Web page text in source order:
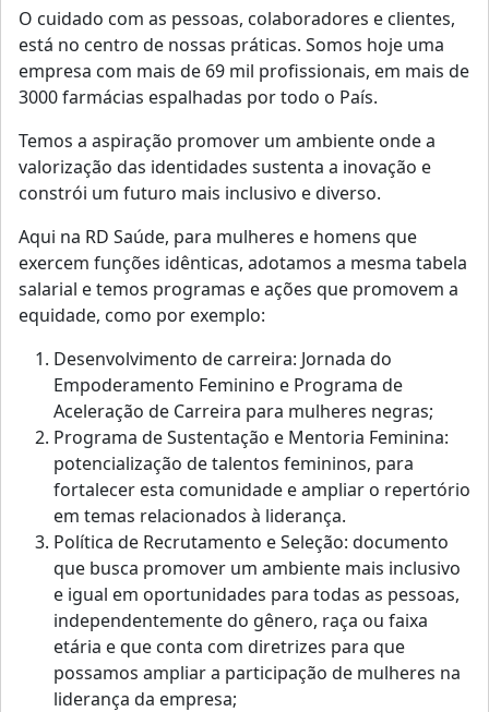
O cuidado com as pessoas, colaboradores e clientes,
está no centro de nossas práticas. Somos hoje uma
empresa com mais de 69 mil profissionais, em mais de
3000 farmácias espalhadas por todo o País.
Temos a aspiração promover um ambiente onde a
valorização das identidades sustenta a inovação e
constrói um futuro mais inclusivo e diverso.
Aqui na RD Saúde, para mulheres e homens que
exercem funções idênticas, adotamos a mesma tabela
salarial e temos programas e ações que promovem a
equidade, como por exemplo:
Desenvolvimento de carreira: Jornada do
Empoderamento Feminino e Programa de
Aceleração de Carreira para mulheres negras;
Programa de Sustentação e Mentoria Feminina:
potencialização de talentos femininos, para
fortalecer esta comunidade e ampliar o repertório
em temas relacionados à liderança.
Política de Recrutamento e Seleção: documento
que busca promover um ambiente mais inclusivo
e igual em oportunidades para todas as pessoas,
independentemente do gênero, raça ou faixa
etária e que conta com diretrizes para que
possamos ampliar a participação de mulheres na
liderança da empresa;